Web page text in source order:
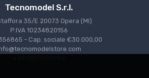
Tecnomodel S.r.l.
35/E 20073 Opera (MI)
P.IVA 10234820156
- Cap. sociale €30.000,00